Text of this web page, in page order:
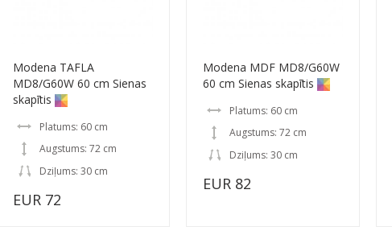
Modena TAFLA
MD8/G60W 60 cm Sienas
skapītis
Platums: 60 cm
Augstums: 72 cm
Dziļums: 30 cm
EUR 72
Modena MDF MD8/G60W
60 cm Sienas skapītis
Platums: 60 cm
Augstums: 72 cm
Dziļums: 30 cm
EUR 82